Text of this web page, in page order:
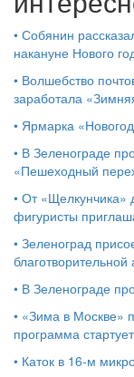
• Собянин
накануне Нового
• Волшебство
заработала
• Ярмарка
• В Зеленограде
«Пешеходный
• От «Щелкунчика»
фигуристы
• Зеленоград
благотворительной
• В Зеленограде
• «Зима в Москве»
программа
• Каток в 16‑м